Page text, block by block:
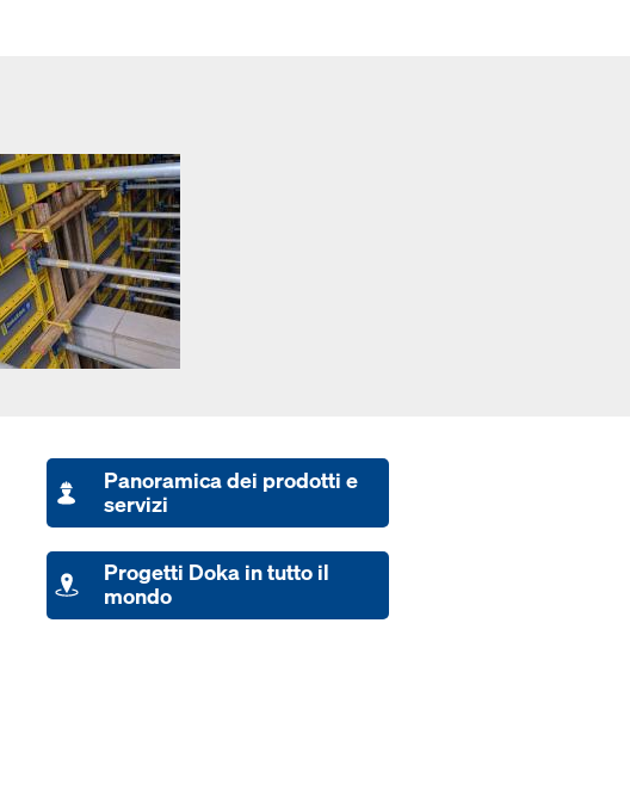
Panoramica dei prodotti e
servizi
Progetti Doka in tutto il
mondo